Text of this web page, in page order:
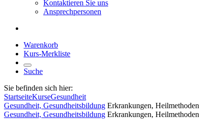
Kontaktieren Sie uns
Ansprechpersonen
Warenkorb
Kurs-Merkliste
Suche
Sie befinden sich hier:
StartseiteKurseGesundheit
Gesundheit, Gesundheitsbildung Erkrankungen, Heilmethoden
Gesundheit, Gesundheitsbildung Erkrankungen, Heilmethoden